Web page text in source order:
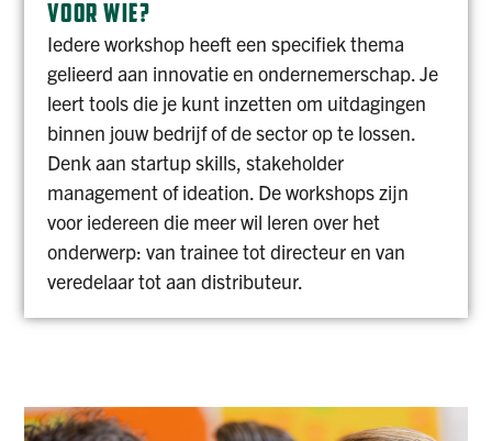
VOOR WIE?
Iedere workshop heeft een specifiek thema
gelieerd aan innovatie en ondernemerschap. Je
leert tools die je kunt inzetten om uitdagingen
binnen jouw bedrijf of de sector op te lossen.
Denk aan startup skills, stakeholder
management of ideation. De workshops zijn
voor iedereen die meer wil leren over het
onderwerp: van trainee tot directeur en van
veredelaar tot aan distributeur.